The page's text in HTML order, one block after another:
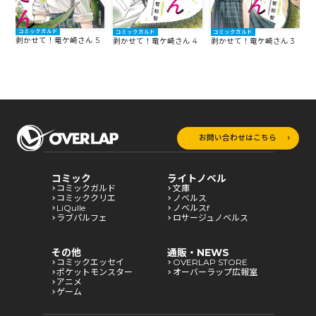
コミックガルド
剥かせて！竜ケ崎さん 5
コミックガルド
剥かせて！竜ケ崎さん 4
コミックガルド
剥かせて！竜ケ崎さん 3
お問い合わせはこちら
コミック
コミックガルド
コミッククリエ
LiQulle
ラブパルフェ
ライトノベル
文庫
ノベルス
ノベルスf
ロサージュノベルス
その他
コミックエッセイ
ポケットモンスター
アニメ
ゲーム
通販・NEWS
OVERLAP STORE
オーバーラップ広報室